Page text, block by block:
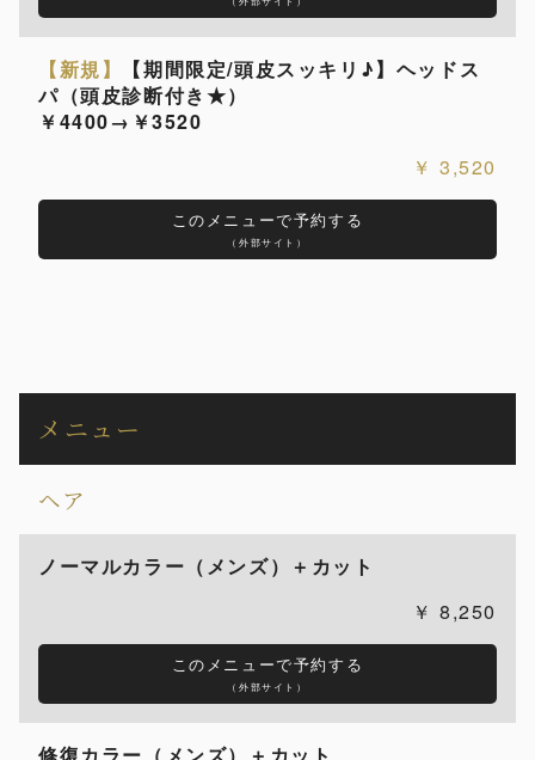
【新規】
【期間限定/頭皮スッキリ♪】ヘッドス
パ（頭皮診断付き★）
￥4400→￥3520
3,520
このメニューで予約する
（外部サイト）
メニュー
ヘア
ノーマルカラー（メンズ）＋カット
8,250
このメニューで予約する
（外部サイト）